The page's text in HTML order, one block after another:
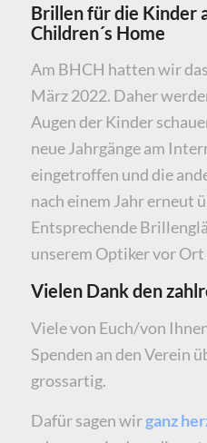
Brillen für die Kinder
Children´s Home
Am BHCH hatten wir
März 2022. Daher
Augen der Kinder
neue Jahrgänge am
eingetroffen und die
nach einem Jahr erneut
Entsprechende
unserem Optiker vor
Vielen Dank den
Viele von Euch/von
Spenden an den Verein
grossartig.
Dafür sagen wirganz